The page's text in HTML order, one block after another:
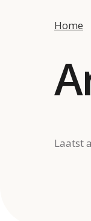
Home
Laatst